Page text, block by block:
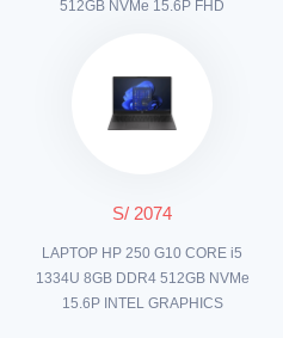
512GB NVMe 15.6P FHD
S/ 2074
LAPTOP HP 250 G10 CORE i5
1334U 8GB DDR4 512GB NVMe
15.6P INTEL GRAPHICS